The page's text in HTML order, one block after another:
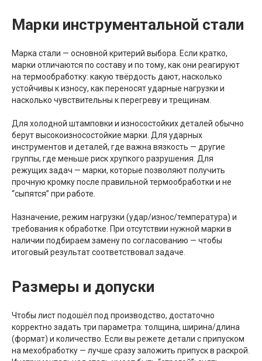
Марки инструментальной стали
Марка стали — основной критерий выбора. Если кратко,
марки отличаются по составу и по тому, как они реагируют
на термообработку: какую твёрдость дают, насколько
устойчивы к износу, как переносят ударные нагрузки и
насколько чувствительны к перегреву и трещинам.
Для холодной штамповки и износостойких деталей обычно
берут высокоизносостойкие марки. Для ударных
инструментов и деталей, где важна вязкость — другие
группы, где меньше риск хрупкого разрушения. Для
режущих задач — марки, которые позволяют получить
прочную кромку после правильной термообработки и не
“сыпятся” при работе.
Назначение, режим нагрузки (удар/износ/температура) и
требования к обработке. При отсутствии нужной марки в
наличии подбираем замену по согласованию — чтобы
итоговый результат соответствовал задаче.
Размеры и допуски
Чтобы лист подошёл под производство, достаточно
корректно задать три параметра: толщина, ширина/длина
(формат) и количество. Если вы режете детали с припуском
на мехобработку — лучше сразу заложить припуск в раскрой.